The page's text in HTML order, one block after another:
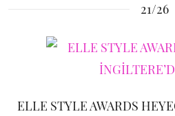
21/26
ELLE STYLE AWARDS